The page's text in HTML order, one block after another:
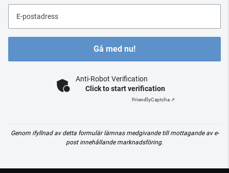
E-postadress
Gå med nu!
Anti-Robot Verification
Click to start verification
FriendlyCaptcha ⇗
Genom ifyllnad av detta formulär lämnas medgivande till mottagande av e-
post innehållande marknadsföring.